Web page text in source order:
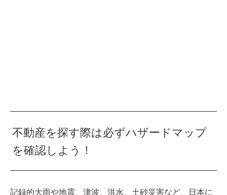
不動産を探す際は必ずハザードマップ
を確認しよう！
記録的大雨や地震、津波、洪水、土砂災害など、日本に